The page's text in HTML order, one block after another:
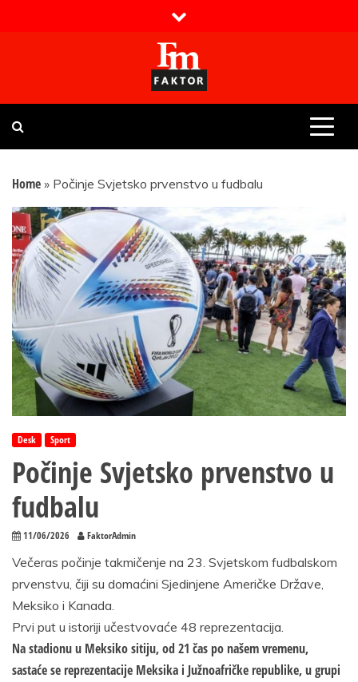
Faktor magazin
Uvijek presudan
Home » Počinje Svjetsko prvenstvo u fudbalu
Desk Sport
Počinje Svjetsko prvenstvo u
fudbalu
11/06/2026 FaktorAdmin
Večeras počinje takmičenje na 23. Svjetskom fudbalskom
prvenstvu, čiji su domaćini Sjedinjene Američke Države,
Meksiko i Kanada.
Prvi put u istoriji učestvovaće 48 reprezentacija.
Na stadionu u Meksiko sitiju, od 21 čas po našem vremenu,
sastaće se reprezentacije Meksika i Јužnoafričke republike, u grupi